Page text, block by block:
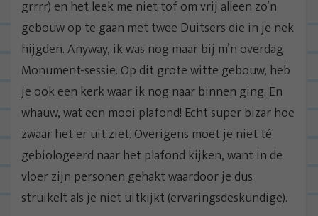
grrrr) en het leek me niet tof om vrij alleen zo’n
gebouw op te gaan met twee Duitsers die in je nek
hijgden. Anyway, ik was nog maar bij m’n overdag
Monument-sessie. Op dit grote witte gebouw, heb
je ook een kerk waar ik nog naar binnen ging. En
whauw, wat een mooi plafond! Echt super bizar hoe
zwaar het er uit ziet. Overigens moet je niet té
gebiologeerd naar het plafond kijken, want in de
vloer zijn personen gehakt waardoor je dus
struikelt als je niet uitkijkt (ervaringsdeskundige).